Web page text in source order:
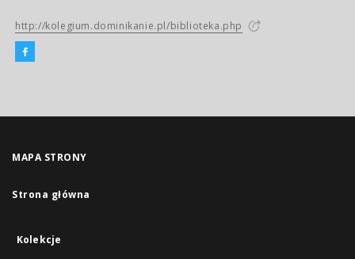
http://kolegium.dominikanie.pl/biblioteka.php
MAPA STRONY
Strona główna
Kolekcje